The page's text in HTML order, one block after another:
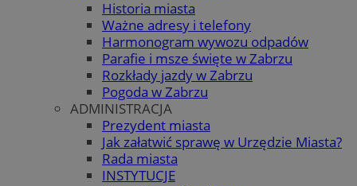
Historia miasta
Ważne adresy i telefony
Harmonogram wywozu odpadów
Parafie i msze święte w Zabrzu
Rozkłady jazdy w Zabrzu
Pogoda w Zabrzu
ADMINISTRACJA
Prezydent miasta
Jak załatwić sprawę w Urzędzie Miasta?
Rada miasta
INSTYTUCJE